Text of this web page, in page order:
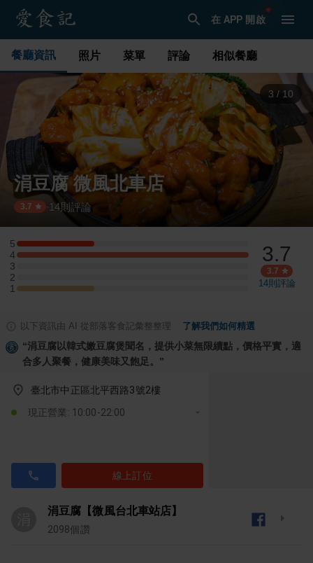
在 APP 開啟
餐廳資訊 照片 菜單 評論 相似餐廳
4 / 10
涓豆腐 微風北車店
3.7 14則評論
5
5 星：1 則評論
4
4 星：3 則評論
3
3 星：0 則評論
2
2 星：0 則評論
1
1 星：1 則評論
3.7
3.7
14則評論
以下資訊由 AI 從部落客食記彙整整理 了解我們如何精選
“涓豆腐以韓式嫩豆腐煲聞名，提供小菜無限續點，價格平實，適
合多人聚餐，健康美味又飽足。 ”
臺北市中正區北平西路3號2樓
現正營業: 10:00-22:00
線上訂位
涓豆腐【微風台北車站店】
2098個讚